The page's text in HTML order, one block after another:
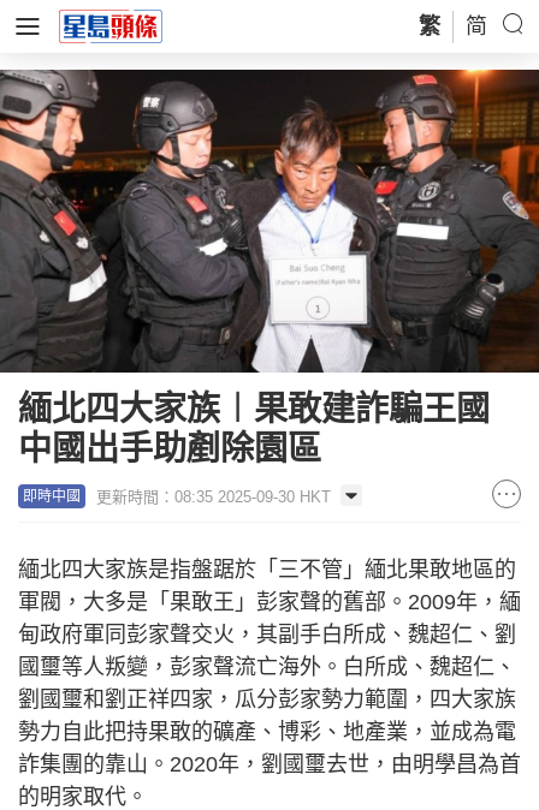
繁 简
緬北四大家族︱果敢建詐騙王國
中國出手助剷除園區
即時中國 更新時間：08:35 2025-09-30 HKT
緬北四大家族是指盤踞於「三不管」緬北果敢地區的
軍閥，大多是「果敢王」彭家聲的舊部。2009年，緬
甸政府軍同彭家聲交火，其副手白所成、魏超仁、劉
國璽等人叛變，彭家聲流亡海外。白所成、魏超仁、
劉國璽和劉正祥四家，瓜分彭家勢力範圍，四大家族
勢力自此把持果敢的礦產、博彩、地產業，並成為電
詐集團的靠山。2020年，劉國璽去世，由明學昌為首
的明家取代。